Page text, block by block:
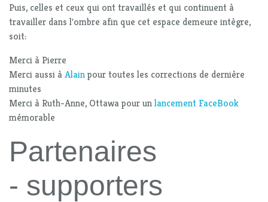
Puis, celles et ceux qui ont travaillés et qui continuent à
travailler dans l'ombre afin que cet espace demeure intègre,
soit:
Merci à Pierre
Merci aussi àAlainpour toutes les corrections de dernière
minutes
Merci à Ruth-Anne, Ottawa pour unlancement FaceBook
mémorable
Partenaires
- supporters